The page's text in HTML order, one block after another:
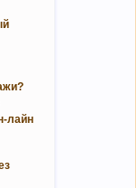
лайн